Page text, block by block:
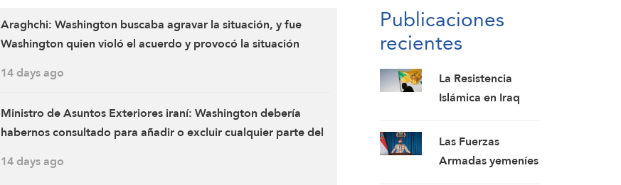
Araghchi: Washington buscaba agravar la situación, y fue
Washington quien violó el acuerdo y provocó la situación
actual
14 days ago
Ministro de Asuntos Exteriores iraní: Washington debería
habernos consultado para añadir o excluir cualquier parte del
estrecho de Ormuz que estuviera sujeta al artículo 5
14 days ago
Publicaciones
recientes
La Resistencia
Islámica en Iraq
respuesta a la
agresión
estadounidense:
Las Fuerzas
Armadas yemeníes